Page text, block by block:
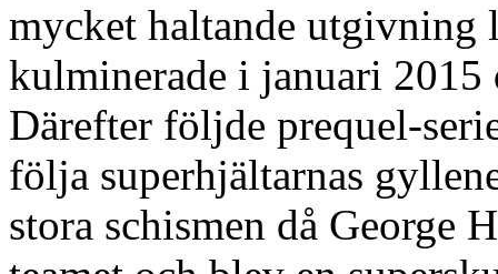
mycket haltande utgivning
kulminerade i januari 2015
Därefter följde prequel-
följa superhjältarnas
stora schismen då George